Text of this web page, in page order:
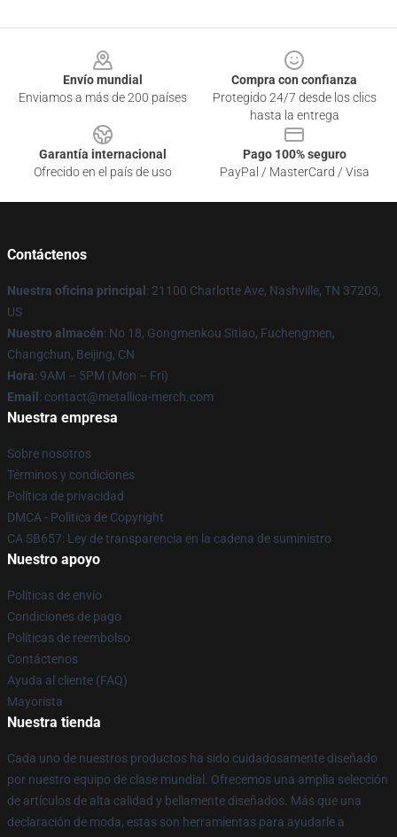
Envío mundial
Enviamos a más de 200 países
Compra con confianza
Protegido 24/7 desde los clics
hasta la entrega
Garantía internacional
Ofrecido en el país de uso
Pago 100% seguro
PayPal / MasterCard / Visa
Contáctenos
Nuestra oficina principal : 21100 Charlotte Ave, Nashville, TN 37203,
US
Nuestro almacén: No 18, Gongmenkou Sitiao, Fuchengmen,
Changchun, Beijing, CN
Hora: 9AM – 5PM (Mon – Fri)
Email : contact@metallica-merch.com
Nuestra empresa
Sobre nosotros
Términos y condiciones
Política de privacidad
DMCA - Política de Copyright
CA SB657: Ley de transparencia en la cadena de suministro
Nuestro apoyo
Políticas de envío
Condiciones de pago
Políticas de reembolso
Contáctenos
Ayuda al cliente (FAQ)
Mayorista
Nuestra tienda
Cada uno de nuestros productos ha sido cuidadosamente diseñado
por nuestro equipo de clase mundial. Ofrecemos una amplia selección
de artículos de alta calidad y bellamente diseñados. Más que una
declaración de moda, estas son herramientas para ayudarle a